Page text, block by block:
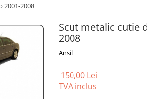
2001-2008
Scut metalic cutie
2008
Ansil
150,00 Lei
TVA inclus